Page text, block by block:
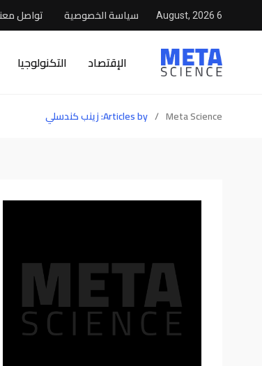
6 August, 2026 سياسة الخصوصية تواصل
الإقتصاد التكنولوجيا
Meta Science
/ Articles by: زينب كندسلي